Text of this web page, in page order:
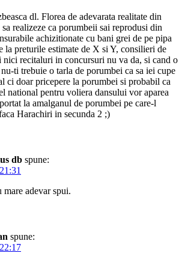
dl. Florea de adevarata realitate din
sa realizeze ca porumbeii sai reprodusi din
achizitionate cu bani grei de pe pipa
la preturile estimate de X si Y, consilieri de
nici recitaluri in concursuri nu va da, si cand o
nu-ti trebuie o tarla de porumbei ca sa iei cupe
ci doar pricepere la porumbei si probabil ca
national pentru voliera dansului vor aparea
la amalganul de porumbei pe care-l
Harachiri in secunda 2 ;)
db spune:
adevar spui.
spune: